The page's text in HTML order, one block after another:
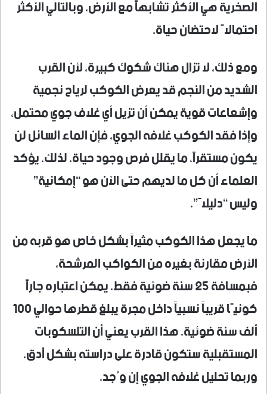
الصخرية هي الأكثر تشابهاً مع الأرض، وبالتالي الأكثر
احتمالاً لاحتضان حياة.
ومع ذلك، لا تزال هناك شكوك كبيرة، لأن القرب
الشديد من النجم قد يعرض الكوكب لرياح نجمية
وإشعاعات قوية يمكن أن تزيل أي غلاف جوي محتمل،
وإذا فقد الكوكب غلافه الجوي، فإن الماء السائل لن
يكون مستقراً، ما يقلل فرص وجود حياة. لذلك، يؤكد
العلماء أن كل ما لديهم حتى الآن هو “إمكانية”
وليس “دليلاً”.
ما يجعل هذا الكوكب مثيراً بشكل خاص هو قربه من
الأرض مقارنة بغيره من الكواكب المرشحة،
فبمسافة 25 سنة ضوئية فقط، يمكن اعتباره جاراً
كونيًا قريباً نسبياً داخل مجرة يبلغ قطرها حوالي 100
ألف سنة ضوئية. هذا القرب يعني أن التلسكوبات
المستقبلية ستكون قادرة على دراسته بشكل أدق،
وربما تحليل غلافه الجوي إن وُجد.